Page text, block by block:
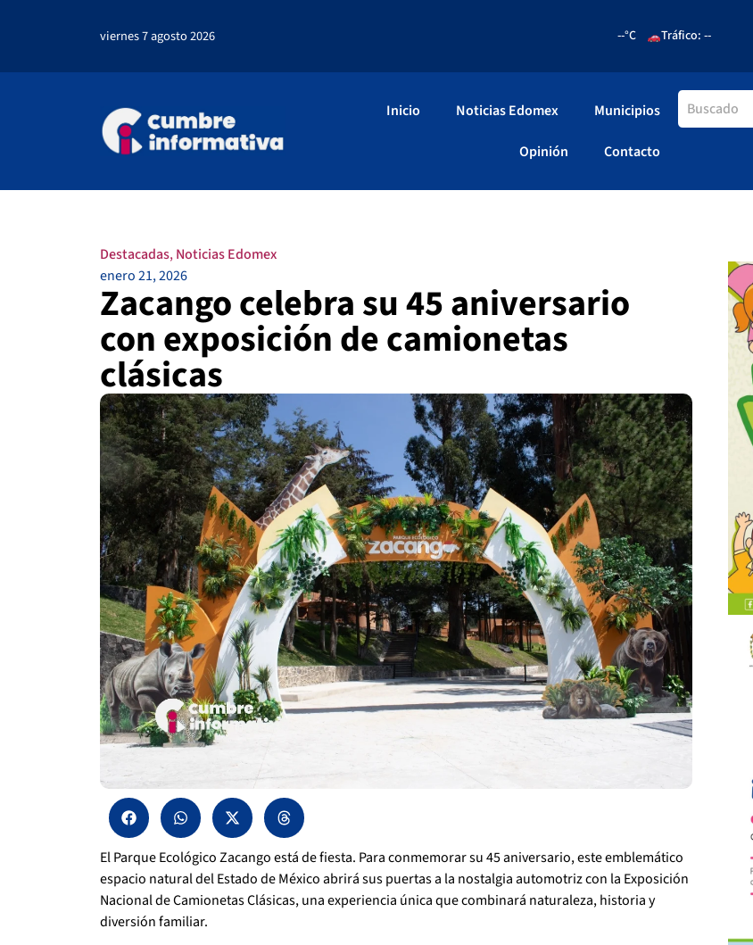
viernes 7 agosto 2026 --°C Tráfico: --
Inicio Noticias Edomex Municipios
Opinión Contacto
Destacadas,Noticias Edomex
enero 21, 2026
Zacango celebra su 45 aniversario
con exposición de camionetas
clásicas
El Parque Ecológico Zacango está de fiesta. Para conmemorar su 45 aniversario, este emblemático
espacio natural del Estado de México abrirá sus puertas a la nostalgia automotriz con la Exposición
Nacional de Camionetas Clásicas, una experiencia única que combinará naturaleza, historia y
diversión familiar.